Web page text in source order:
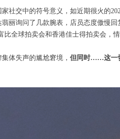
社交中的符号意义，如近期很火的
丽询问了几款腕表，店员态度傲慢
全球拍卖会和香港佳士得拍卖会，情
体失声的尴尬窘境， 但同时……这一